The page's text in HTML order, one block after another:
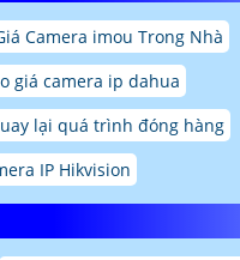
Camera imou Trong Nhà
giá camera ip dahua
lại quá trình đóng hàng
IP Hikvision